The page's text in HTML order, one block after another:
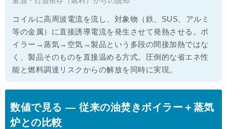
コイルに高周波電流を流し、対象物（鉄、SUS、アルミ
等の金属）に直接誘導電流を発生させて発熱させる。ボ
イラー→蒸気→空気→製品という多段の間接加熱ではな
く、製品そのものを直接温める方式。圧倒的な省エネ性
能と燃料調達リスクからの解放を同時に実現。
数値で見る ― 従来の油焚きボイラー＋蒸気
炉との比較